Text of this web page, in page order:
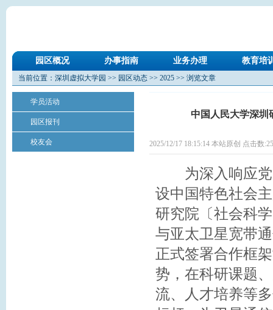
园区概况 办事指南 业务办理 教育培
当前位置： 深圳虚拟大学园 >> 园区动态 >> 2025 >> 浏览文章
学员活动
园区报刊
校友会
中国人民大学深圳
2025/12/17 18:15:14 本站原创 点击数:
为深入响应党
设中国特色社会
研究院〔社会科
与亚太卫星宽带
正式签署合作框
势，在科研课题
流、人才培养等